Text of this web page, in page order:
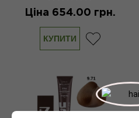
Ціна 654.00 грн.
КУПИТИ